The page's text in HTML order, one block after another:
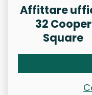
Affittare
32 Cooper
Square